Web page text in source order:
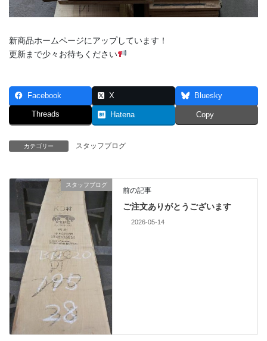
新商品ホームページにアップしています！
更新まで少々お待ちください
Facebook X Bluesky
Threads Hatena Copy
カテゴリー スタッフブログ
スタッフブログ
前の記事
ご注文ありがとうございます
2026-05-14